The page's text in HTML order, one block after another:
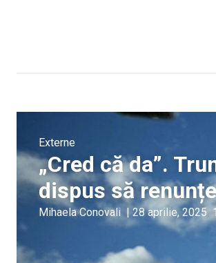
Externe
„Cred că da”.
dispus să
Mihaela Conovali | 28 aprilie, 2025